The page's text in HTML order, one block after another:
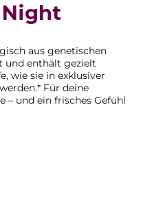
Night
aus genetischen
und enthält gezielt
wie sie in exklusiver
Für deine
– und ein frisches Gefühl